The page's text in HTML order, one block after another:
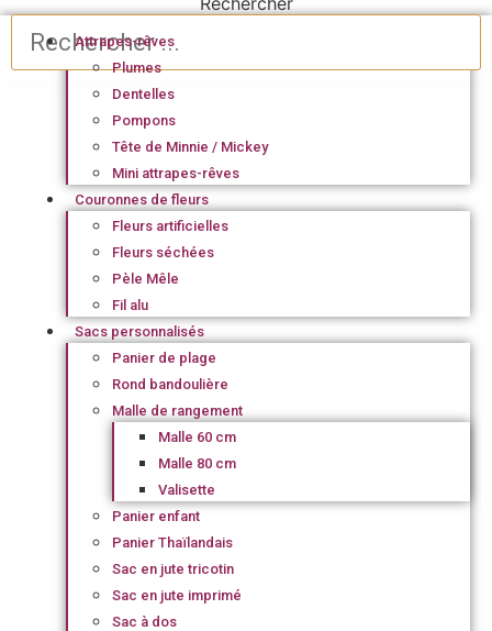
Attrapes-rêves
Plumes
Dentelles
Pompons
Tête de Minnie / Mickey
Mini attrapes-rêves
Couronnes de fleurs
Fleurs artificielles
Fleurs séchées
Pèle Mêle
Fil alu
Sacs personnalisés
Panier de plage
Rond bandoulière
Malle de rangement
Malle 60 cm
Malle 80 cm
Valisette
Panier enfant
Panier Thaïlandais
Sac en jute tricotin
Sac en jute imprimé
Sac à dos